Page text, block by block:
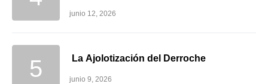
junio 12, 2026
La Ajolotización del Derroche
junio 9, 2026